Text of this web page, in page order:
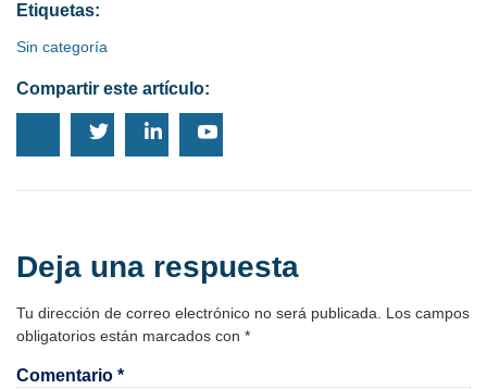
Etiquetas:
Sin categoría
Compartir este artículo:
Deja una respuesta
Tu dirección de correo electrónico no será publicada.
Los campos
obligatorios están marcados con *
Comentario *